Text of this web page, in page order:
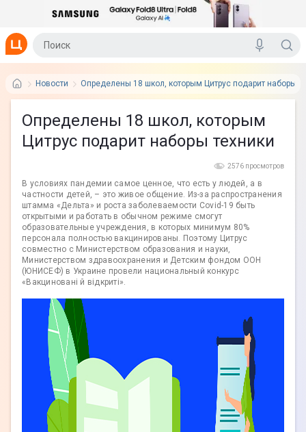
Новости Определены 18 школ, которым Цитрус подарит наборы
Определены 18 школ, которым
Цитрус подарит наборы техники
2576 просмотров
В условиях пандемии самое ценное, что есть у людей, а в
частности детей, – это живое общение. Из-за распространения
штамма «Дельта» и роста заболеваемости Covid-19 быть
открытыми и работать в обычном режиме смогут
образовательные учреждения, в которых минимум 80%
персонала полностью вакцинированы. Поэтому Цитрус
совместно с Министерством образования и науки,
Министерством здравоохранения и Детским фондом ООН
(ЮНИСЕФ) в Украине провели национальный конкурс
«Вакциновані й відкриті».